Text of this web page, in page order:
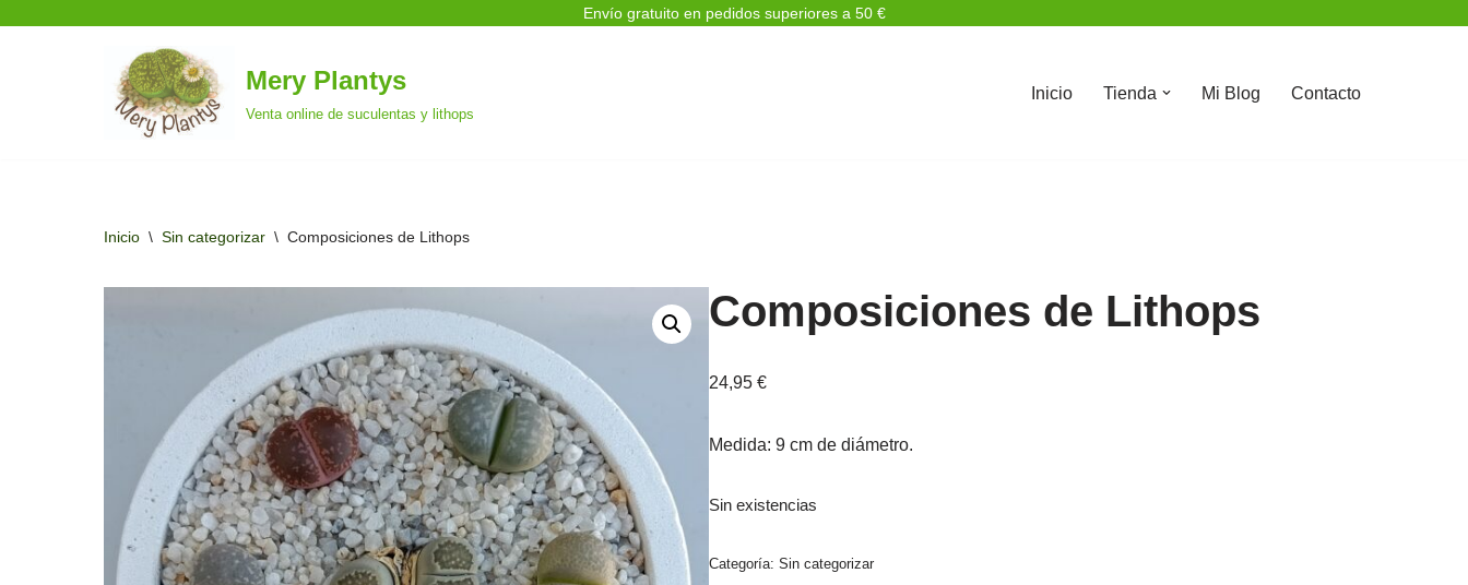
Envío gratuito en pedidos superiores a 50 €
Mery Plantys
Venta online de suculentas y lithops
Inicio Tienda Mi Blog Contacto
Inicio \ Sin categorizar \ Composiciones de Lithops
Composiciones de Lithops
24,95 €
Medida: 9 cm de diámetro.
Sin existencias
Categoría: Sin categorizar